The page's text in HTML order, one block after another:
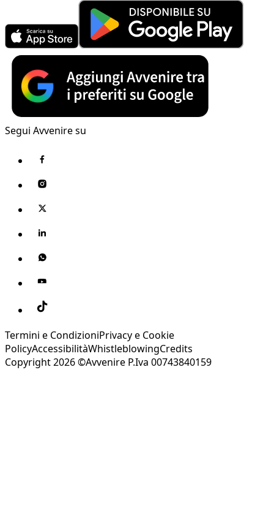
Segui Avvenire su
Termini e CondizioniPrivacy e Cookie
PolicyAccessibilitàWhistleblowingCredits
Copyright 2026 ©Avvenire P.Iva 00743840159